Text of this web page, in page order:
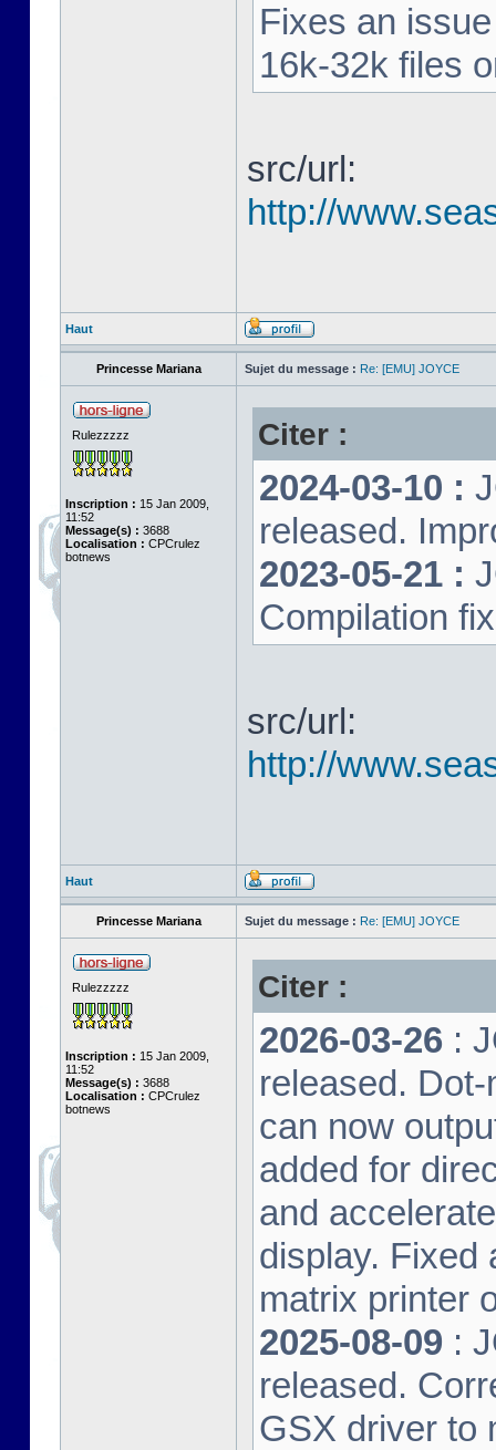
Fixes an
16k-32k files
src/url:
http://
Haut
Princesse Mariana Sujet du message : Re: [EMU] JOYCE
Rulezzzzz
Inscription : 15 Jan 2009,
11:52
Message(s) : 3688
Localisation : CPCrulez
botnews
Citer :
2024-03-10 :
released.
2023-05-21 :
Compilation
src/url:
http://
Haut
Princesse Mariana Sujet du message : Re: [EMU] JOYCE
Rulezzzzz
Inscription : 15 Jan 2009,
11:52
Message(s) : 3688
Localisation : CPCrulez
botnews
Citer :
2026-03-26 :
released.
can now
added for
and
display. Fixed
matrix printer
2025-08-09 :
released.
GSX driver to